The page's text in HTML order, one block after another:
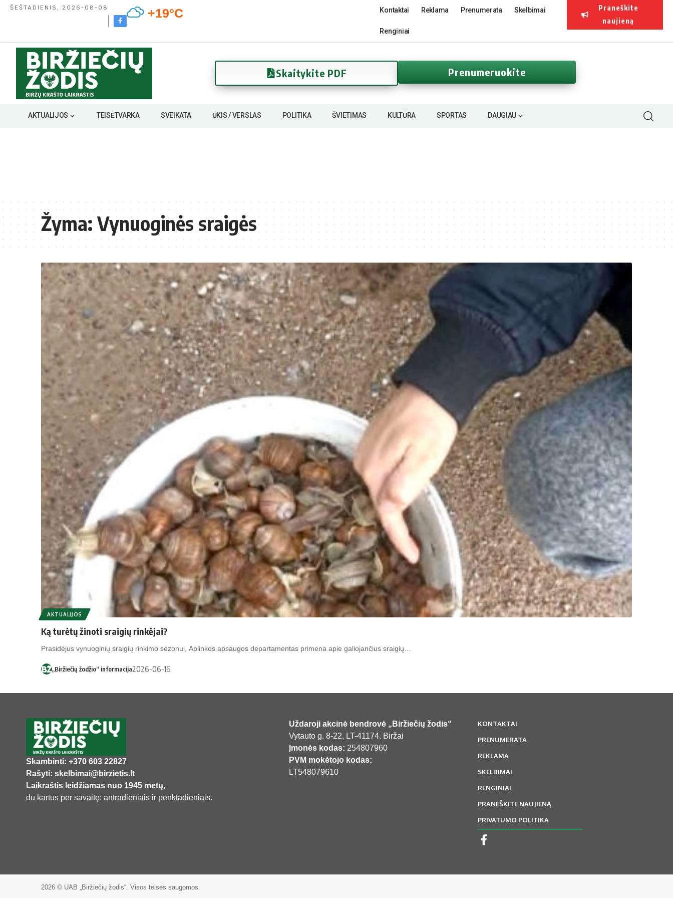
ŠEŠTADIENIS, 2026-08-08 +19°C Kontaktai Reklama Prenumerata Skelbimai
Renginiai
Praneškite
naujieną
Skaitykite PDF Prenumeruokite
AKTUALIJOS TEISĖTVARKA SVEIKATA ŪKIS / VERSLAS POLITIKA ŠVIETIMAS KULTŪRA SPORTAS DAUGIAU
Žyma:Vynuoginės sraigės
AKTUALIJOS
Ką turėtų žinoti sraigių rinkėjai?
Prasidėjus vynuoginių sraigių rinkimo sezonui, Aplinkos apsaugos departamentas primena apie galiojančius sraigių…
„Biržiečių žodžio“ informacija2026-06-16
Skambinti: +370 603 22827
Rašyti: skelbimai@birzietis.lt
Laikraštis leidžiamas nuo 1945 metų,
du kartus per savaitę: antradieniais ir penktadieniais.
Uždaroji akcinė bendrovė „Biržiečių žodis“
Vytauto g. 8-22, LT-41174. Biržai
Įmonės kodas: 254807960
PVM mokėtojo kodas:
LT548079610
KONTAKTAI
PRENUMERATA
REKLAMA
SKELBIMAI
RENGINIAI
PRANEŠKITE NAUJIENĄ
PRIVATUMO POLITIKA
2026 © UAB „Biržiečių žodis“. Visos teisės saugomos.